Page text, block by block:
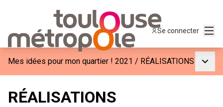
Se connecter
Mes idées pour mon quartier ! 2021 / RÉALISATIONS
RÉALISATIONS